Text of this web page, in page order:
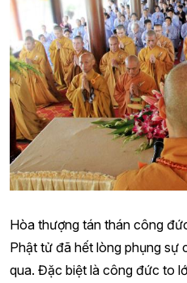
Hòa thượng tán thán công
Phật tử đã hết lòng phụng sự
qua. Đặc biệt là công đức to